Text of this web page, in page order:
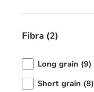
Fibra (2)
Long grain (9)
Short grain (8)